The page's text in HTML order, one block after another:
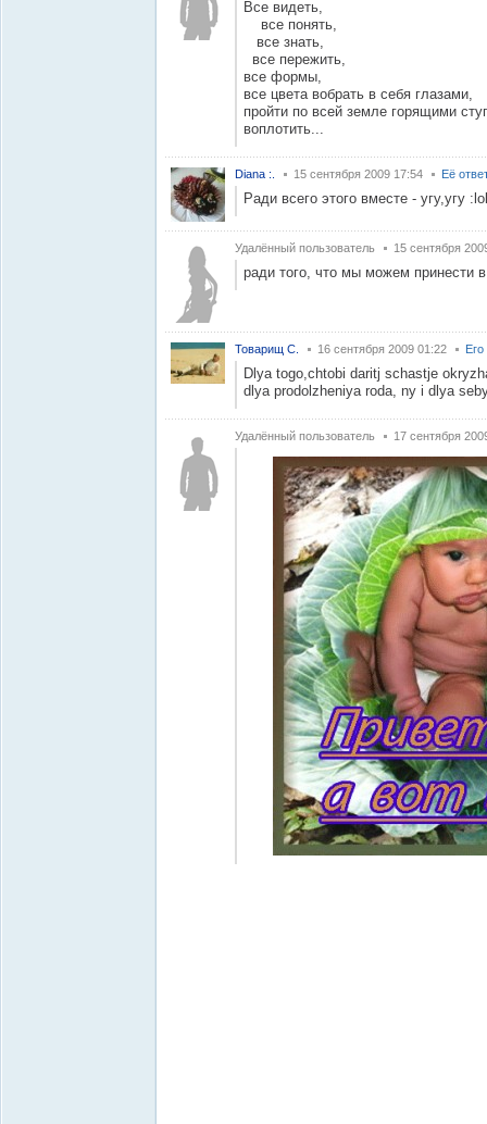
Все видеть,
все понять,
все знать,
все пережить,
все формы,
все цвета вобрать в себя глазами,
пройти по всей земле горящими
воплотить...
Diana :. 15 сентября 2009 17:54 Её
Ради всего этого вместе - угу,угу
Удалённый пользователь 15 сентября
ради того, что мы можем принести
Товарищ С. 16 сентября 2009 01:22
Dlya togo,chtobi daritj schastje
dlya prodolzheniya roda, ny i dlya
Удалённый пользователь 17 сентября